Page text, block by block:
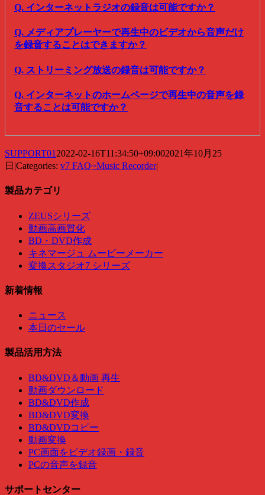
Q. インターネットラジオの録音は可能ですか？
Q. メディアプレーヤーで再生中のビデオから音声だけ
を録音することはできますか？
Q. ストリーミング放送の録音は可能ですか？
Q. インターネットのホームページで再生中の音声を録
音することは可能ですか？
SUPPORT01 2022-02-16T11:34:50+09:002021年10月25
日 |Categories: v7 FAQ~Music Recorder|
製品カテゴリ
ZEUSシリーズ
動画高画質化
BD・DVD作成
キネマージュ ムービーメーカー
変換スタジオ7 シリーズ
新着情報
ニュース
本日のセール
製品活用方法
BD&DVD＆動画 再生
動画ダウンロード
BD&DVD作成
BD&DVD変換
BD&DVDコピー
動画変換
PC画面をビデオ録画・録音
PCの音声を録音
サポートセンター